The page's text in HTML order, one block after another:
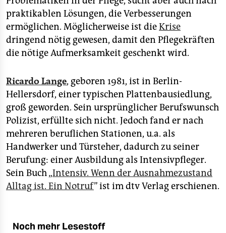
praktikablen Lösungen, die Verbesserungen
ermöglichen. Möglicherweise ist dieKrise
dringend nötig gewesen, damit den Pflegekräften
die nötige Aufmerksamkeit geschenkt wird.
Ricardo Lange, geboren 1981, ist in Berlin-
Hellersdorf, einer typischen Plattenbausiedlung,
groß geworden. Sein ursprünglicher Berufswunsch
Polizist, erfüllte sich nicht. Jedoch fand er nach
mehreren beruflichen Stationen, u.a. als
Handwerker und Türsteher, dadurch zu seiner
Berufung: einer Ausbildung als Intensivpfleger.
Sein Buch „Intensiv. Wenn der Ausnahmezustand
Alltag ist. Ein Notruf” ist im dtv Verlag erschienen.
Noch mehr Lesestoff